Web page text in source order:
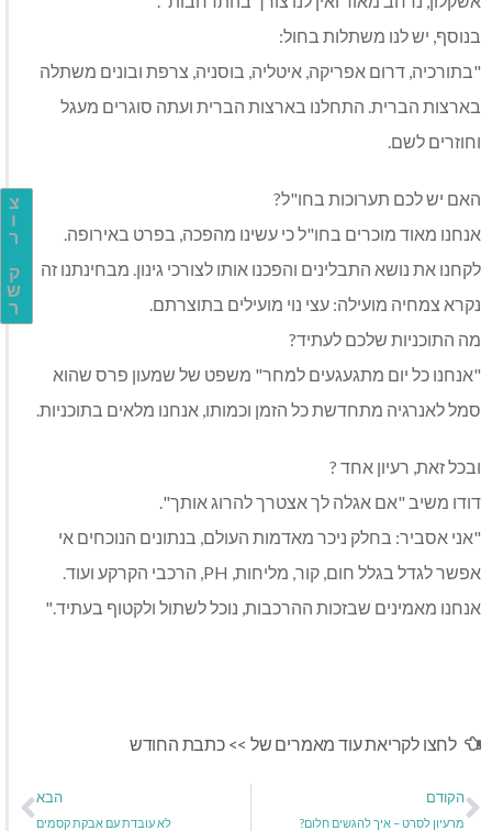
צ
ו
ר
ק
ש
ר
בנוסף, יש לנו משתלות בחול:
"בתורכיה, דרום אפריקה, איטליה, בוסניה, צרפת ובונים משתלה
בארצות הברית. התחלנו בארצות הברית ועתה סוגרים מעגל
וחוזרים לשם.
האם יש לכם תערוכות בחו"ל?
אנחנו מאוד מוכרים בחו"ל כי עשינו מהפכה, בפרט באירופה.
לקחנו את נושא התבלינים והפכנו אותו לצורכי גינון. מבחינתנו זה
נקרא צמחיה מועילה: עצי נוי מועילים בתוצרתם.
מה התוכניות שלכם לעתיד?
"אנחנו כל יום מתגעגעים למחר" משפט של שמעון פרס שהוא
סמל לאנרגיה מתחדשת כל הזמן וכמותו, אנחנו מלאים בתוכניות.
ובכל זאת, רעיון אחד ?
דודו משיב "אם אגלה לך אצטרך להרוג אותך".
"אני אסביר: בחלק ניכר מאדמות העולם, בנתונים הנוכחים אי
אפשר לגדל בגלל חום, קור, מליחות, PH, הרכבי הקרקע ועוד.
אנחנו מאמינים שבזכות ההרכבות, נוכל לשתול ולקטוף בעתיד."
לחצו לקריאת עוד מאמרים של >> כתבת החודש
הקודם
מרעיון לסרט – איך להגשים חלום?
הבא
לא עובדת עם אבקת קסמים